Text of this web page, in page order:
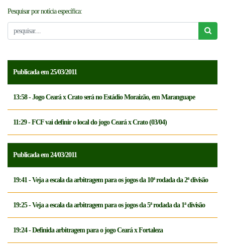
NOTICÍAS
CREDENCIAMENTO
Pesquisar por notícia específica:
Publicada em 25/03/2011
13:58 - Jogo Ceará x Crato será no Estádio Moraizão, em Maranguape
11:29 - FCF vai definir o local do jogo Ceará x Crato (03/04)
Publicada em 24/03/2011
19:41 - Veja a escala da arbitragem para os jogos da 10ª rodada da 2ª divisão
19:25 - Veja a escala da arbitragem para os jogos da 5ª rodada da 1ª divisão
19:24 - Definida arbitragem para o jogo Ceará x Fortaleza